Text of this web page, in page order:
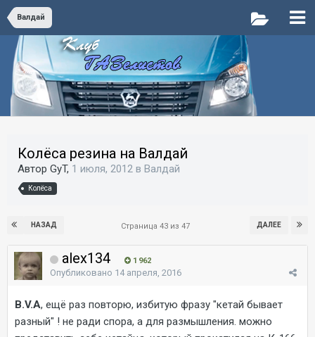
Валдай
Колёса резина на Валдай
Автор GyT, 1 июля, 2012 в Валдай
Колёса
НАЗАД ДАЛЕЕ
Страница 43 из 47
alex134 1 962
Опубликовано 14 апреля, 2016
B.V.A, ещё раз повторю, избитую фразу "кетай бывает
разный" ! не ради спора, а для размышления. можно